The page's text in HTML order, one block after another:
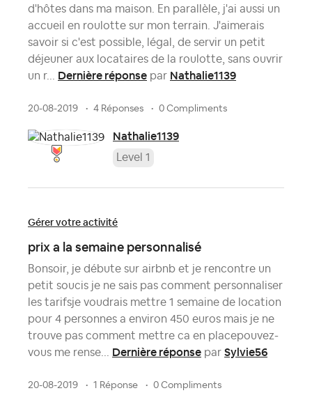
d'hôtes dans ma maison. En parallèle, j'ai aussi un
accueil en roulotte sur mon terrain. J'aimerais
savoir si c'est possible, légal, de servir un petit
déjeuner aux locataires de la roulotte, sans ouvrir
un r... Dernière réponse par Nathalie1139
20-08-2019 4 Réponses 0 Compliments
Nathalie1139
Level 1
Gérer votre activité
prix a la semaine personnalisé
Bonsoir, je débute sur airbnb et je rencontre un
petit soucis je ne sais pas comment personnaliser
les tarifsje voudrais mettre 1 semaine de location
pour 4 personnes a environ 450 euros mais je ne
trouve pas comment mettre ca en placepouvez-
vous me rense... Dernière réponse par Sylvie56
20-08-2019 1 Réponse 0 Compliments